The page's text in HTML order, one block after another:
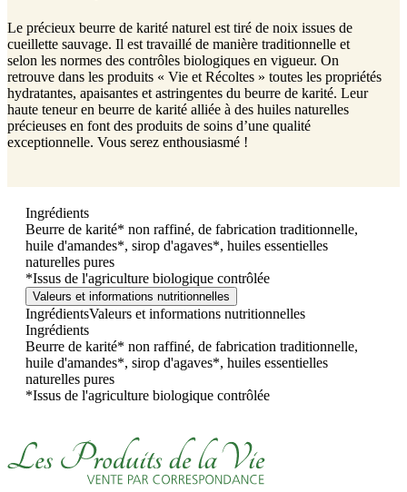
Le précieux beurre de karité naturel est tiré de noix issues de
cueillette sauvage. Il est travaillé de manière traditionnelle et
selon les normes des contrôles biologiques en vigueur. On
retrouve dans les produits « Vie et Récoltes » toutes les propriétés
hydratantes, apaisantes et astringentes du beurre de karité. Leur
haute teneur en beurre de karité alliée à des huiles naturelles
précieuses en font des produits de soins d’une qualité
exceptionnelle. Vous serez enthousiasmé !
Ingrédients
Beurre de karité* non raffiné, de fabrication traditionnelle,
huile d'amandes*, sirop d'agaves*, huiles essentielles
naturelles pures
*Issus de l'agriculture biologique contrôlée
Valeurs et informations nutritionnelles
IngrédientsValeurs et informations nutritionnelles
Ingrédients
Beurre de karité* non raffiné, de fabrication traditionnelle,
huile d'amandes*, sirop d'agaves*, huiles essentielles
naturelles pures
*Issus de l'agriculture biologique contrôlée